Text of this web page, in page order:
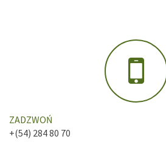
ZADZWOŃ
+(54) 284 80 70